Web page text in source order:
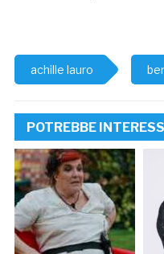
achille lauro
POTREBBE